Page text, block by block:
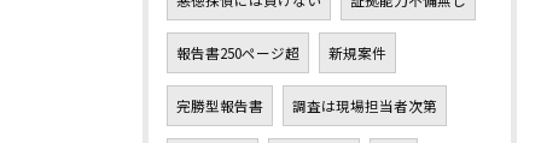
報告書250ページ超 新規案件
完勝型報告書 調査は現場担当者次第